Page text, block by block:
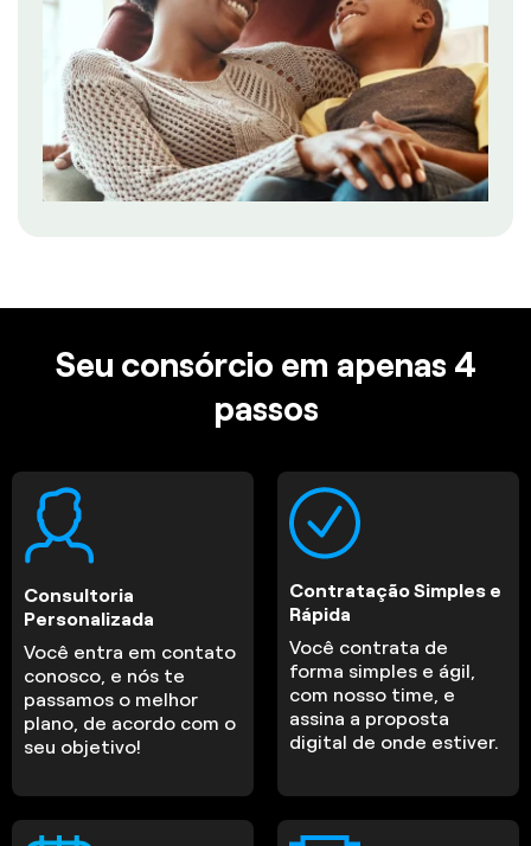
Seu consórcio em apenas 4
passos
Consultoria
Personalizada
Você entra em contato
conosco, e nós te
passamos o melhor
plano, de acordo com o
seu objetivo!
Contratação Simples e
Rápida
Você contrata de
forma simples e ágil,
com nosso time, e
assina a proposta
digital de onde estiver.